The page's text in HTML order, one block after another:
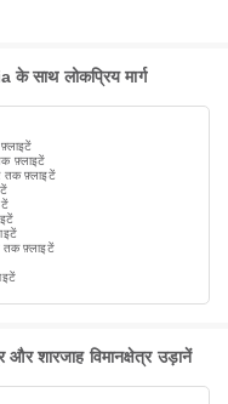
के साथ लोकप्रिय मार्ग
फ़्लाइटें
तक फ़्लाइटें
तक फ़्लाइटें
तक फ़्लाइटें
और शारजाह विमानक्षेत्र उड़ानें